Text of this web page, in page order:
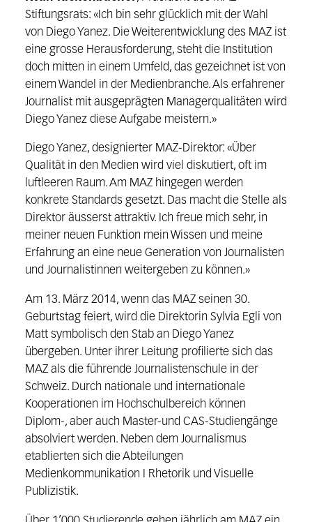
Stiftungsrats: «Ich bin sehr glücklich mit der Wahl
von Diego Yanez. Die Weiterentwicklung des MAZ ist
eine grosse Herausforderung, steht die Institution
doch mitten in einem Umfeld, das gezeichnet ist von
einem Wandel in der Medienbranche. Als erfahrener
Journalist mit ausgeprägten Managerqualitäten wird
Diego Yanez diese Aufgabe meistern.»
Diego Yanez, designierter MAZ-Direktor: «Über
Qualität in den Medien wird viel diskutiert, oft im
luftleeren Raum. Am MAZ hingegen werden
konkrete Standards gesetzt. Das macht die Stelle als
Direktor äusserst attraktiv. Ich freue mich sehr, in
meiner neuen Funktion mein Wissen und meine
Erfahrung an eine neue Generation von Journalisten
und Journalistinnen weitergeben zu können.»
Am 13. März 2014, wenn das MAZ seinen 30.
Geburtstag feiert, wird die Direktorin Sylvia Egli von
Matt symbolisch den Stab an Diego Yanez
übergeben. Unter ihrer Leitung profilierte sich das
MAZ als die führende Journalistenschule in der
Schweiz. Durch nationale und internationale
Kooperationen im Hochschulbereich können
Diplom-, aber auch Master-und CAS-Studiengänge
absolviert werden. Neben dem Journalismus
etablierten sich die Abteilungen
Medienkommunikation I Rhetorik und Visuelle
Publizistik.